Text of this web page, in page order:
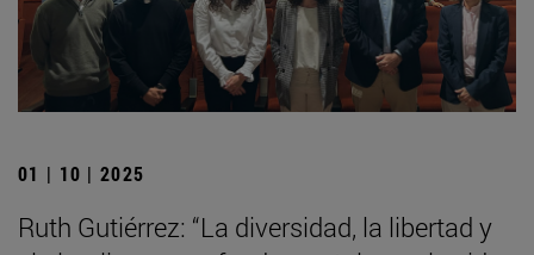
01 | 10 | 2025
Ruth Gutiérrez: “La diversidad, la libertad y